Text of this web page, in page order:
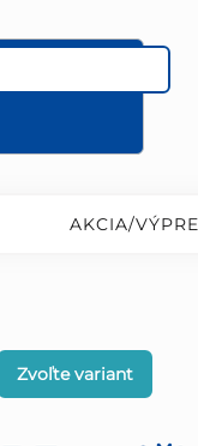
AKCIA/
Zvoľte variant